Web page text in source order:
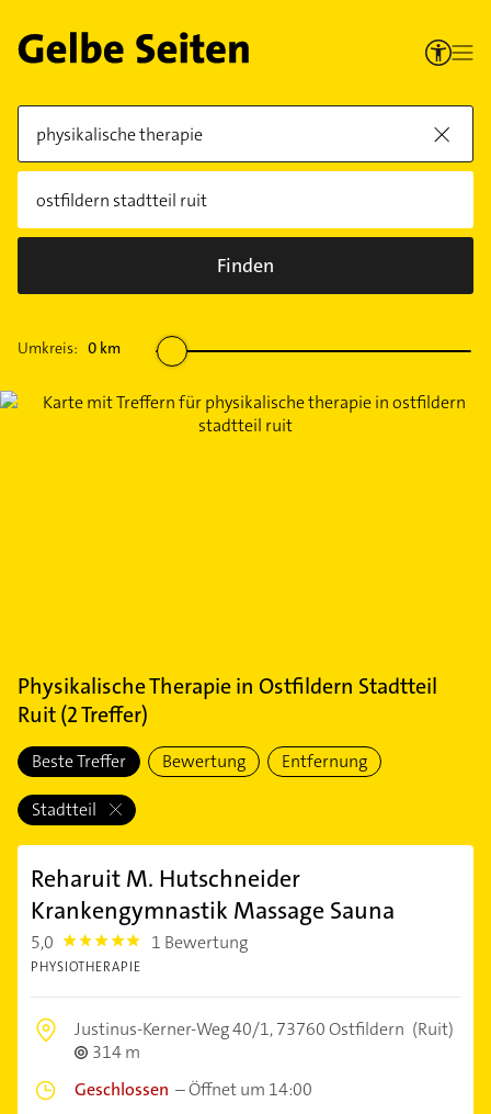
Finden
Umkreis: 0 km
Physikalische Therapiein Ostfildern Stadtteil
Ruit(2Treffer)
Beste Treffer Bewertung Entfernung
Stadtteil
Reharuit M. Hutschneider
Krankengymnastik Massage Sauna
5,0 5.0 1 Bewertung
PHYSIOTHERAPIE
Justinus-Kerner-Weg 40/1,73760 Ostfildern (Ruit)
314 m
Geschlossen –Öffnet um 14:00